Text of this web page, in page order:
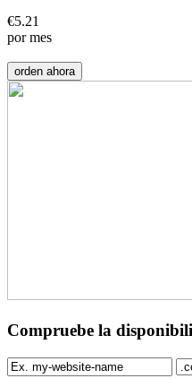
€5.21
por mes
orden ahora
Compruebe la